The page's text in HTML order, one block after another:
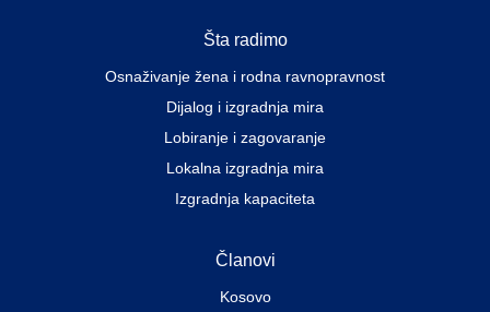
Šta radimo
Osnaživanje žena i rodna ravnopravnost
Dijalog i izgradnja mira
Lobiranje i zagovaranje
Lokalna izgradnja mira
Izgradnja kapaciteta
Članovi
Kosovo